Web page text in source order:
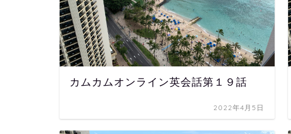
カムカムオンライン英会話第１９話
2022年4月5日